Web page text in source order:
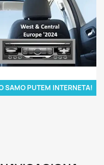
SAMO PUTEM INTERNETA!